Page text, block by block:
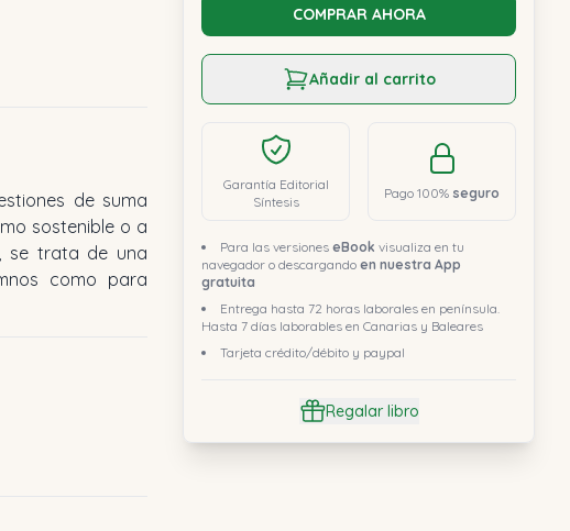
COMPRAR AHORA
Añadir al carrito
Garantía Editorial
Síntesis
Pago 100% seguro
Para las versiones eBook visualiza en tu
navegador o descargando en nuestra App
gratuita
Entrega hasta 72 horas laborales en península.
Hasta 7 días laborables en Canarias y Baleares
Tarjeta crédito/débito y paypal
Regalar libro
de suma
sostenible o a
se trata de una